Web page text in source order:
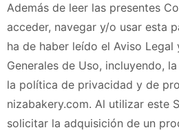
Además de leer las presentes
acceder, navegar y/o usar esta
ha de haber leído el Aviso Legal
Generales de Uso, incluyendo,
la política de privacidad y de
nizabakery.com. Al utilizar este
solicitar la adquisición de un